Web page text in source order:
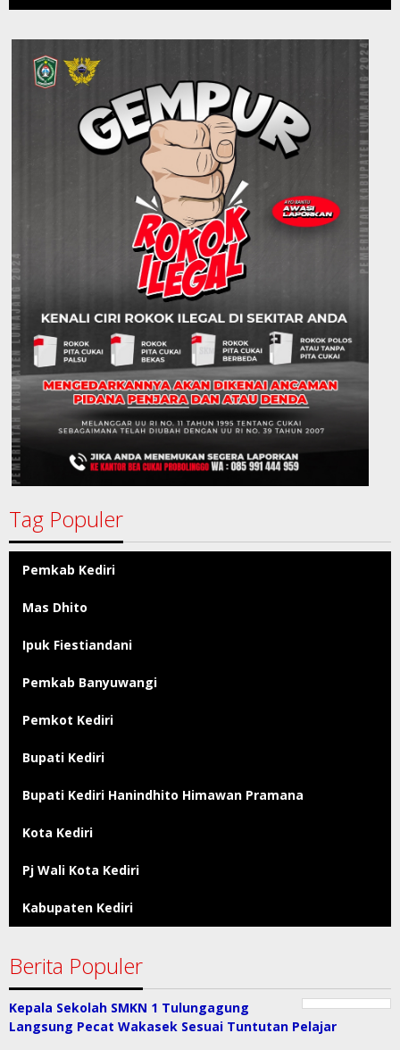
Tag Populer
Pemkab Kediri
Mas Dhito
Ipuk Fiestiandani
Pemkab Banyuwangi
Pemkot Kediri
Bupati Kediri
Bupati Kediri Hanindhito Himawan Pramana
Kota Kediri
Pj Wali Kota Kediri
Kabupaten Kediri
Berita Populer
Kepala Sekolah SMKN 1 Tulungagung
Langsung Pecat Wakasek Sesuai Tuntutan Pelajar